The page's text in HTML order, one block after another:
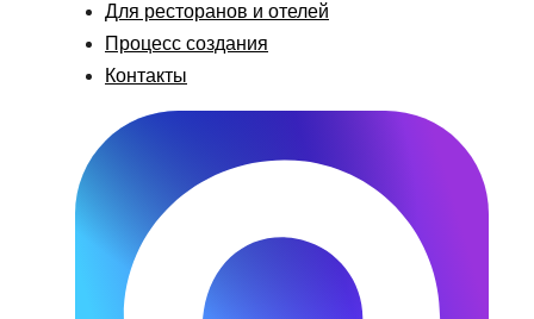
Для ресторанов и отелей
Процесс создания
Контакты